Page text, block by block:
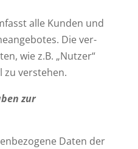
alle Kunden und
Die ver­
wie z.B. „Nutzer“
zu verstehen.
zur
Daten der